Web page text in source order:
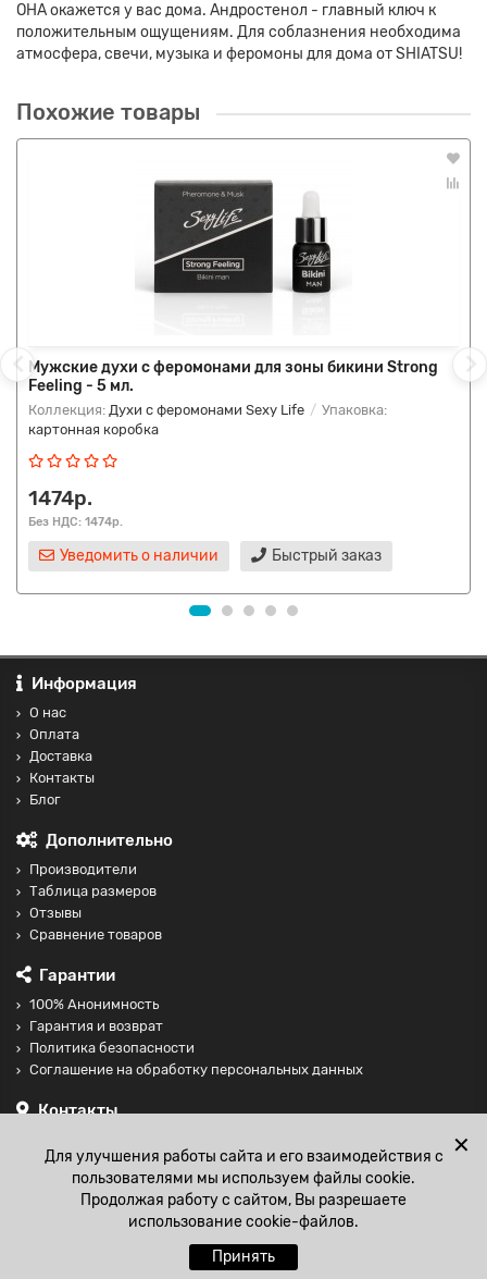
ОНА окажется у вас дома. Андростенол - главный ключ к
положительным ощущениям. Для соблазнения необходима
атмосфера, свечи, музыка и феромоны для дома от SHIATSU!
Похожие товары
Мужские духи с феромонами для зоны бикини Strong
Feeling - 5 мл.
Коллекция: Духи с феромонами Sexy Life
Упаковка:
картонная коробка
1474р.
Без НДС: 1474р.
Уведомить о наличии Быстрый заказ
Информация
О нас
Оплата
Доставка
Контакты
Блог
Дополнительно
Производители
Таблица размеров
Отзывы
Сравнение товаров
Гарантии
100% Анонимность
Гарантия и возврат
Политика безопасности
Соглашение на обработку персональных данных
Контакты
sales@fisting-shop.ru
✕
Для улучшения работы сайта и его взаимодействия с
пользователями мы используем файлы cookie.
Продолжая работу с сайтом, Вы разрешаете
использование cookie-файлов.
Принять